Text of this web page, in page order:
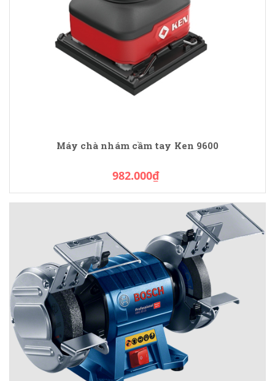
Máy chà nhám cầm tay Ken 9600
982.000₫